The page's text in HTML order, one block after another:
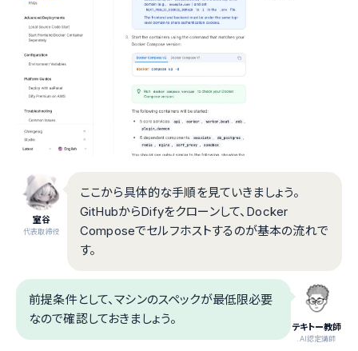
室谷
代表取締役
ここから具体的な手順を見ていきましょう。
GitHubからDifyをクローンして、Docker
Composeでセルフホストするのが基本の流れで
す。
テキトー教師
.AI認定講師
前提条件として、マシンのスペックが最低限必要
なので確認しておきましょう。